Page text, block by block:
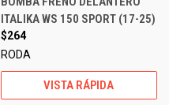
ITALIKA WS 150 SPORT (17-25)
$264
RODA
VISTA RÁPIDA